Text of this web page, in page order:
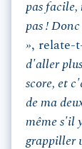
pas facile,
pas !
», relate-
d'aller
score, et
de ma
même s'il
grappiller